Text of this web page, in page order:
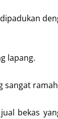
lapang.
sangat
bekas